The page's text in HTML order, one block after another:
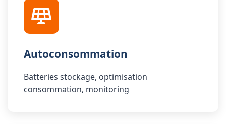
Autoconsommation
Batteries stockage, optimisation
consommation, monitoring